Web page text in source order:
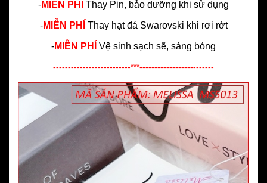
-MIỄN PHÍ Thay Pin, bảo dưỡng khi sử dụng
-MIỄN PHÍ Thay hạt đá Swarovski khi rơi rớt
-MIỄN PHÍ Vệ sinh sạch sẽ, sáng bóng
--------------------------***-------------------------